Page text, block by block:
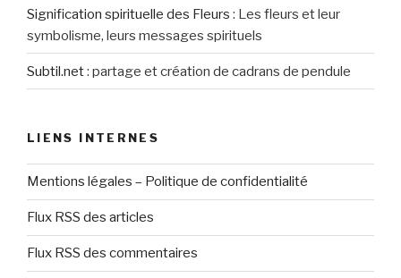
Signification spirituelle des Fleurs : Les fleurs et leur
symbolisme, leurs messages spirituels
Subtil.net: partage et création de cadrans de pendule
LIENS INTERNES
Mentions légales – Politique de confidentialité
Flux RSS des articles
Flux RSS des commentaires